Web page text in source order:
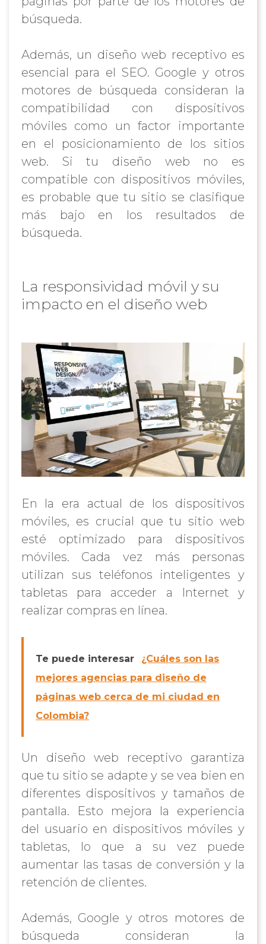
búsqueda.
Además, un diseño web receptivo es
esencial para el SEO. Google y otros
motores de búsqueda consideran la
compatibilidad con dispositivos
móviles como un factor importante
en el posicionamiento de los sitios
web. Si tu diseño web no es
compatible con dispositivos móviles,
es probable que tu sitio se clasifique
más bajo en los resultados de
búsqueda.
La responsividad móvil y su
impacto en el diseño web
En la era actual de los dispositivos
móviles, es crucial que tu sitio web
esté optimizado para dispositivos
móviles. Cada vez más personas
utilizan sus teléfonos inteligentes y
tabletas para acceder a Internet y
realizar compras en línea.
Te puede interesar
¿Cuáles son las
mejores agencias para diseño de
páginas web cerca de mi ciudad en
Colombia?
Un diseño web receptivo garantiza
que tu sitio se adapte y se vea bien en
diferentes dispositivos y tamaños de
pantalla. Esto mejora la experiencia
del usuario en dispositivos móviles y
tabletas, lo que a su vez puede
aumentar las tasas de conversión y la
retención de clientes.
Además, Google y otros motores de
búsqueda consideran la